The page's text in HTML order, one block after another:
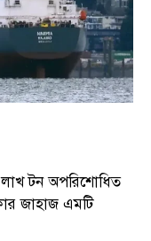
টন অপরিশোধিত
জাহাজ এমটি